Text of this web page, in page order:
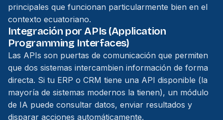
principales que funcionan particularmente bien en el
contexto ecuatoriano.
Integración por APIs (Application
Programming Interfaces)
Las APIs son puertas de comunicación que permiten
que dos sistemas intercambien información de forma
directa. Si tu ERP o CRM tiene una API disponible (la
mayoría de sistemas modernos la tienen), un módulo
de IA puede consultar datos, enviar resultados y
disparar acciones automáticamente.